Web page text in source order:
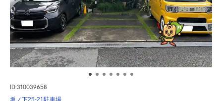
ID:310039658
坂ノ下25-21駐車場